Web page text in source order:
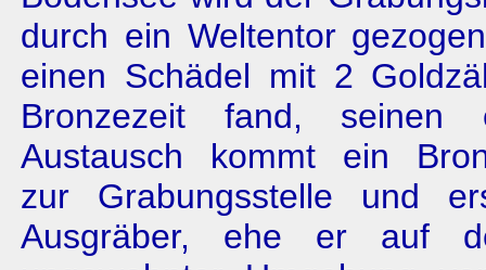
durch ein Weltentor
einen Schädel mit 2
Bronzezeit fand, seinen
Austausch kommt ein
zur Grabungsstelle und
Ausgräber, ehe er auf